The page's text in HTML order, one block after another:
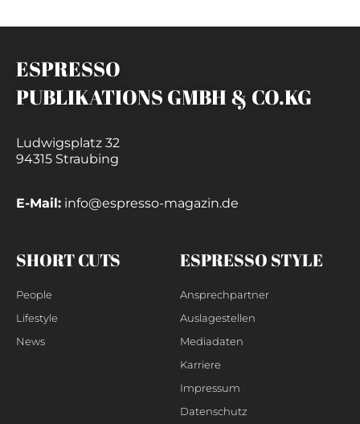
ESPRESSO
PUBLIKATIONS GMBH & CO.KG
Ludwigsplatz 32
94315 Straubing
E-Mail: info@espresso-magazin.de
SHORT CUTS
People
Lifestyle
News
ESPRESSO STYLE
Ansprechpartner
Auslagestellen
Mediadaten
Karriere
Impressum
Datenschutz